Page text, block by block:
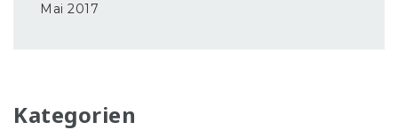
Mai 2017
Kategorien